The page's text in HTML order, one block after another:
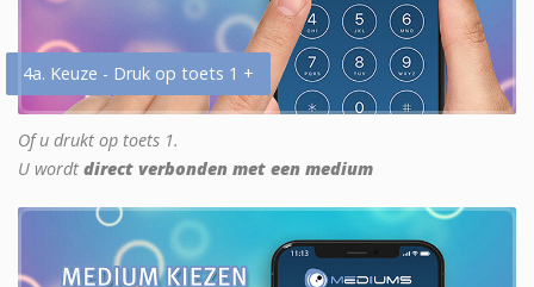
4a. Keuze - Druk op toets 1 +
Of u drukt op toets 1.
U wordt direct verbonden met een medium